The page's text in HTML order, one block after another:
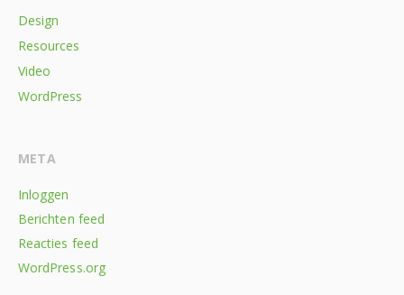
Design
Resources
Video
WordPress
META
Inloggen
Berichten feed
Reacties feed
WordPress.org